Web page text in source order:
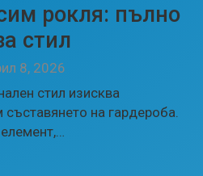
рокля: пълно
стил
8, 2026
стил изисква
на гардероба.